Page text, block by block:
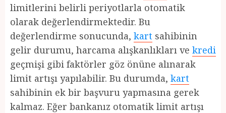
limitlerini belirli periyotlarla otomatik
olarak değerlendirmektedir. Bu
değerlendirme sonucunda, kart sahibinin
gelir durumu, harcama alışkanlıkları ve kredi
geçmişi gibi faktörler göz önüne alınarak
limit artışı yapılabilir. Bu durumda, kart
sahibinin ek bir başvuru yapmasına gerek
kalmaz. Eğer bankanız otomatik limit artışı